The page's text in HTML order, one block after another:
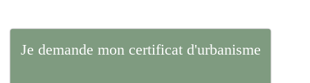
Je demande mon certificat d'urbanisme